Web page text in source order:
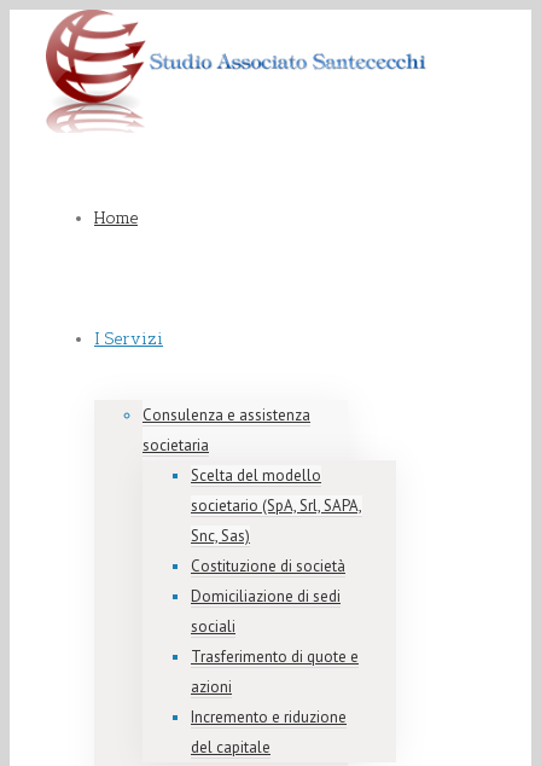
Home
I Servizi
Consulenza e assistenza
societaria
Scelta del modello
societario (SpA, Srl, SAPA,
Snc, Sas)
Costituzione di società
Domiciliazione di sedi
sociali
Trasferimento di quote e
azioni
Incremento e riduzione
del capitale